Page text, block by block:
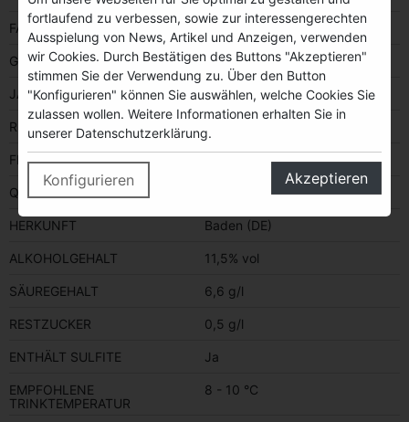
FARBE rot
GESCHMACK brut nature
JAHRGANG 2019
REBSORTE(N)
FLASCHENGRÖSSE
QUALITÄTSSTUFE Deutscher Qualitätswein
HERKUNFT Baden (DE)
ALKOHOLGEHALT 11,5% vol
SÄUREGEHALT 6,6 g/l
RESTZUCKER 0,5 g/l
ENTHÄLT SULFITE Ja
EMPFOHLENE
TRINKTEMPERATUR
8 - 10 °C
fortlaufend zu verbessen, sowie zur interessengerechten
Ausspielung von News, Artikel und Anzeigen, verwenden
wir Cookies. Durch Bestätigen des Buttons "Akzeptieren"
stimmen Sie der Verwendung zu. Über den Button
"Konfigurieren" können Sie auswählen, welche Cookies Sie
zulassen wollen. Weitere Informationen erhalten Sie in
unserer Datenschutzerklärung.
Konfigurieren Akzeptieren